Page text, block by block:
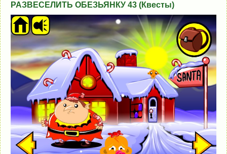
РАЗВЕСЕЛИТЬ ОБЕЗЬЯНКУ 43 (Квесты)